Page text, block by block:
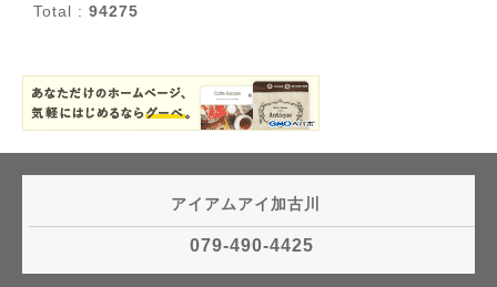
Total : 94275
アイアムアイ加古川
079-490-4425